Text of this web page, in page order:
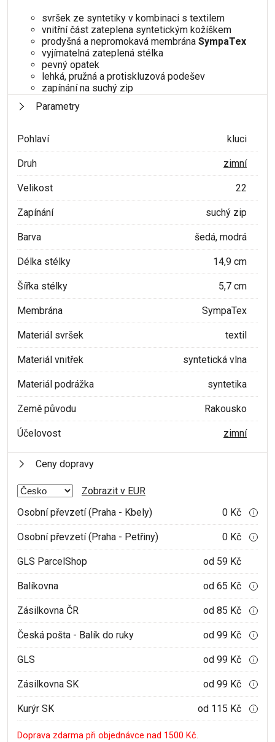
svršek ze syntetiky v kombinaci s textilem
vnitřní část zateplena syntetickým kožíškem
prodyšná a nepromokavá membrána SympaTex
vyjímatelná zateplená stélka
pevný opatek
lehká, pružná a protiskluzová podešev
zapínání na suchý zip
Parametry
Pohlaví kluci
Druh zimní
Velikost 22
Zapínání suchý zip
Barva šedá, modrá
Délka stélky 14,9 cm
Šířka stélky 5,7 cm
Membrána SympaTex
Materiál svršek textil
Materiál vnitřek syntetická vlna
Materiál podrážka syntetika
Země původu Rakousko
Účelovost zimní
Ceny dopravy
Zobrazit v EUR
Osobní převzetí (Praha - Kbely)
0 Kč i
Osobní převzetí (Praha - Petřiny) 0 Kč i
GLS ParcelShop od 59 Kč
Balíkovna od 65 Kč i
Zásilkovna ČR od 85 Kč i
Česká pošta - Balík do ruky od 99 Kč i
GLS od 99 Kč i
Zásilkovna SK od 99 Kč i
Kurýr SK od 115 Kč i
Doprava zdarma při objednávce nad 1500 Kč.